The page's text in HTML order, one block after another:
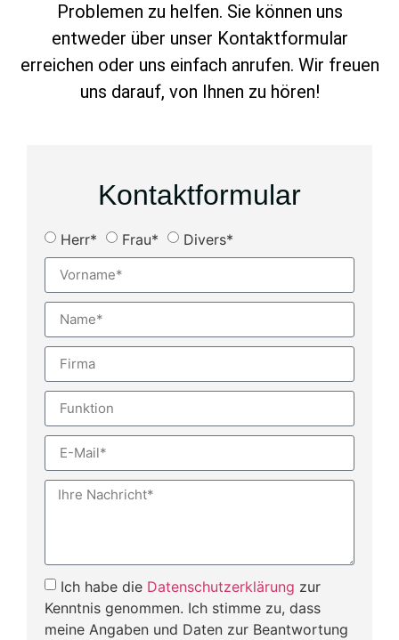
Problemen zu helfen. Sie können uns
entweder über unser Kontaktformular
erreichen oder uns einfach anrufen. Wir freuen
uns darauf, von Ihnen zu hören!
Kontaktformular
Herr* Frau* Divers*
Ich habe die Datenschutzerklärung zur
Kenntnis genommen. Ich stimme zu, dass
meine Angaben und Daten zur Beantwortung